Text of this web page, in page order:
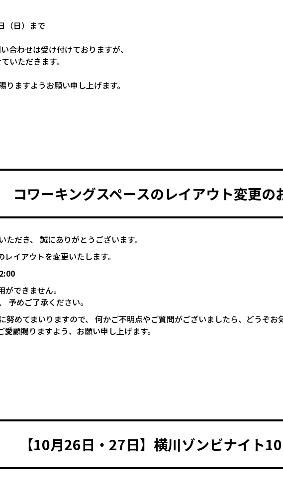
（日）まで
合わせは受け付けておりますが、
いただきます。
ますようお願い申し上げます。
コワーキングスペースのレイアウト変更の
だき、 誠にありがとうございます。
イアウトを変更いたします。
できません。
予めご了承ください。
努めてまいりますので、 何かご不明点やご質問がございましたら、どうぞお
顧賜りますよう、お願い申し上げます。
【10月26日・27日】横川ゾンビナイト